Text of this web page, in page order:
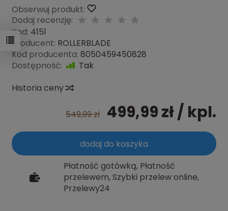
Obserwuj produkt:
Dodaj recenzję:
Kod: 4151
Producent: ROLLERBLADE
Kod producenta: 8050459450828
Dostępność:
Tak
Historia ceny
549,99 zł 499,99 zł/ kpl.
dodaj do koszyka
Płatność gotówką, Płatność
przelewem, Szybki przelew online,
Przelewy24